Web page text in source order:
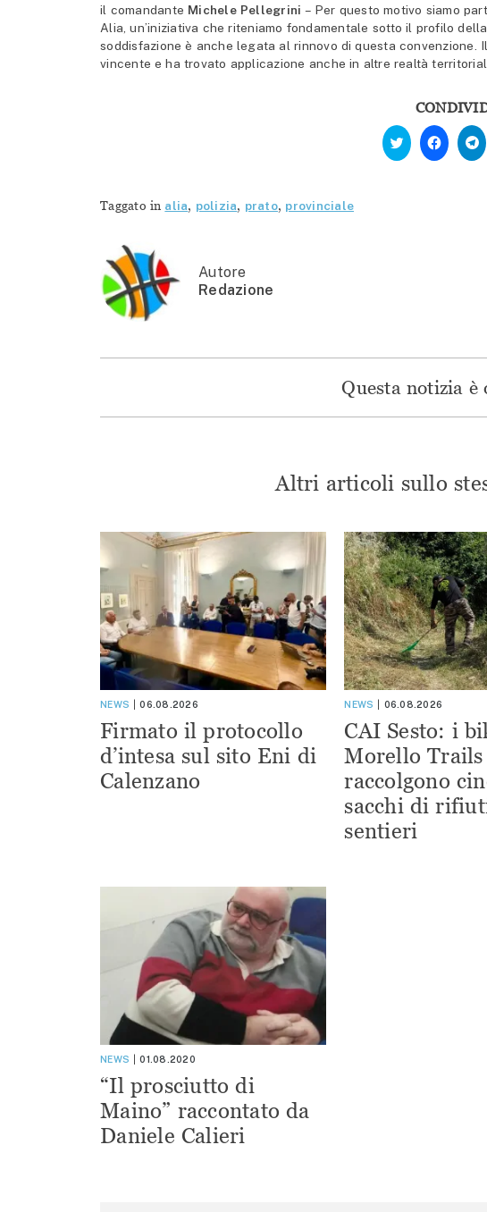
il comandante Michele Pellegrini – Per questo motivo siamo
Alia, un’iniziativa che riteniamo fondamentale sotto il profilo
soddisfazione è anche legata al rinnovo di questa
vincente e ha trovato applicazione anche in altre realtà
Fai
clic
qui
Fai
clic
per
Fai
Taggato in alia, polizia, prato, provinciale
Autore
Redazione
Questa notizia è
Altri articoli sullo
NEWS 06.08.2026
Firmato il protocollo
d’intesa sul sito Eni di
Calenzano
NEWS 06.08.2026
CAI Sesto: i
Morello Trails
raccolgono
sacchi di
sentieri
NEWS 01.08.2020
“Il prosciutto di
Maino” raccontato da
Daniele Calieri